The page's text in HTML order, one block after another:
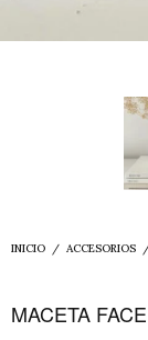
INICIO / ACCESORIOS
MACETA FACE